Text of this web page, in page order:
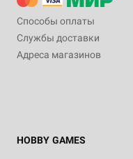
Способы оплаты
Службы доставки
Адреса магазинов
HOBBY GAMES